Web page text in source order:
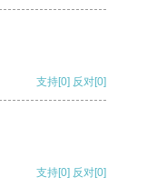
支持[0] 反对[0]
支持[0] 反对[0]